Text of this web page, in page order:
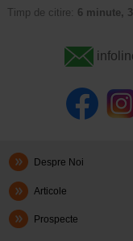
Timp de citire: 6 minute,
Despre Noi
Articole
Prospecte